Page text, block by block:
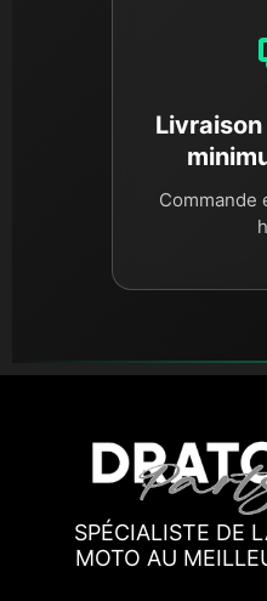
Commande
SPÉCIALISTE DE
MOTO AU